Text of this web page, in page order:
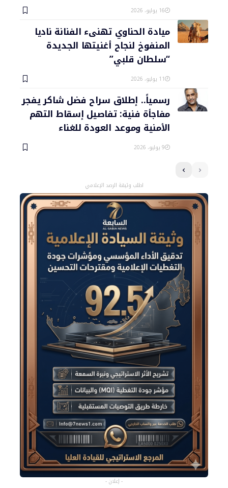
16 يوليو، 2026
ميادة الحناوي تهنىء الفنانة ناديا
المنفوخ لنجاح أغنيتها الجديدة
“سلطان قلبي”
11 يوليو، 2026
رسمياً.. إطلاق سراح فضل شاكر يفجر
مفاجأة فنية: تفاصيل إسقاط التهم
الأمنية وموعد العودة للغناء
9 يوليو، 2026
اطلب وثيقة الرصد الإعلامي
- إعلان -